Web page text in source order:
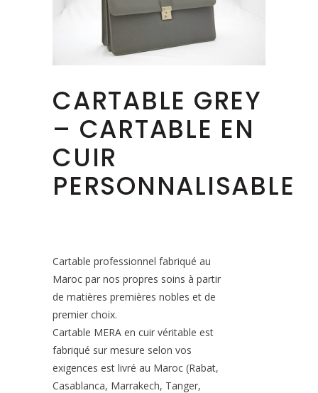
CARTABLE GREY
– CARTABLE EN
CUIR
PERSONNALISABLE
Cartable professionnel fabriqué au
Maroc par nos propres soins à partir
de matières premières nobles et de
premier choix.
Cartable MERA en cuir véritable est
fabriqué sur mesure selon vos
exigences est livré au Maroc (Rabat,
Casablanca, Marrakech, Tanger,